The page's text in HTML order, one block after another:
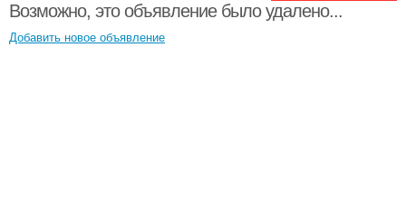
Возможно, это объявление было удалено...
Добавить новое объявление